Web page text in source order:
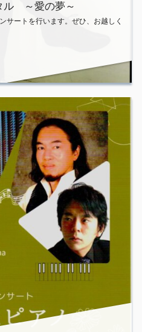
ル ～愛の夢～
サートを行います。ぜひ、お越しく